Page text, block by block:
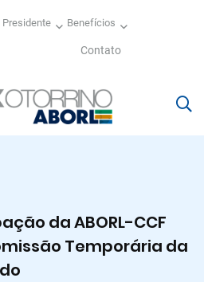
Presidente Benefícios
Contato
da ABORL-CCF
Temporária da